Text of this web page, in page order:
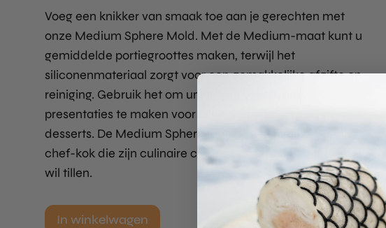
Voeg een knikker van smaak toe aan je gerechten met
onze Medium Sphere Mold. Met de Medium-maat kunt u
gemiddelde portiegroottes maken, terwijl het
siliconenmateriaal zorgt voor een gemakkelijke afgifte en
reiniging. Gebruik het om unieke en opvallende
presentaties te maken voor alles, van voorgerechten tot
desserts. De Medium Sphere Mold is een nietje voor elke
chef-kok die zijn culinaire creaties naar een hoger niveau
wil tillen.
In winkelwagen